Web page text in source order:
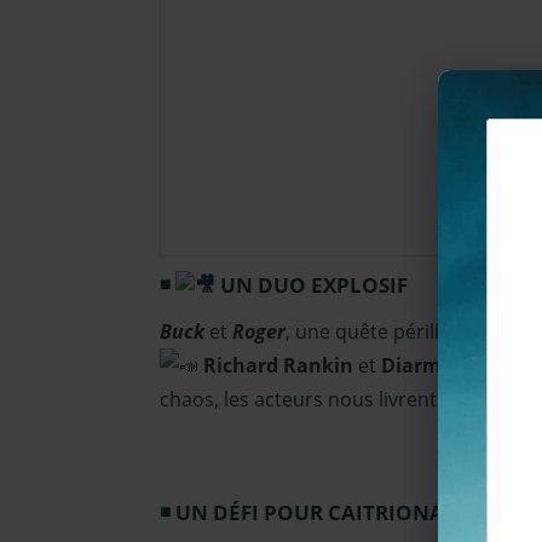
UN DUO EXPLOSIF
Buck et Roger, une quête périlleuse et
Richard Rankin et Diarmaid
chaos, les acteurs nous livrent leurs
UN DÉFI POUR CAITRIONA :